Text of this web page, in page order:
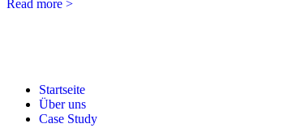
Read more >
Startseite
Über uns
Case Study